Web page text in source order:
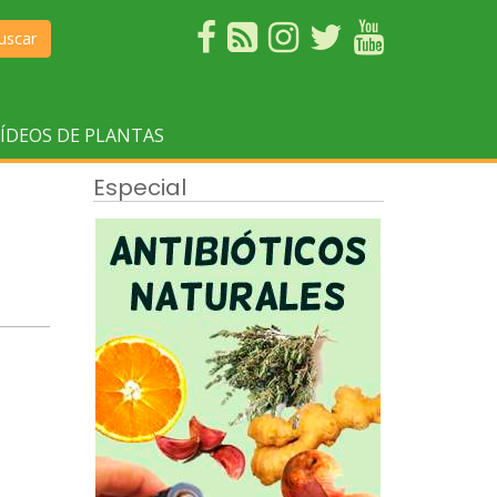
DE PLANTAS
Especial